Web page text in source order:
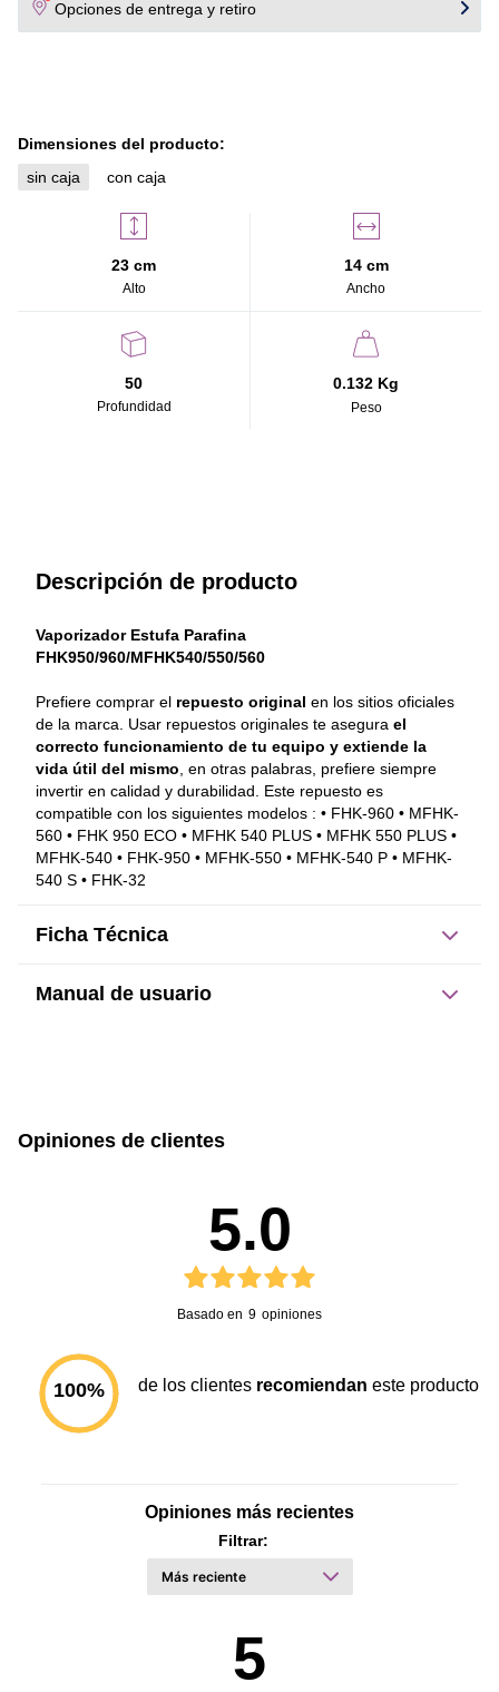
Opciones de entrega y retiro
Dimensiones del producto:
sin caja
con caja
23 cm
Alto
14 cm
Ancho
50
Profundidad
0.132 Kg
Peso
Descripción de producto
Vaporizador Estufa Parafina
FHK950/960/MFHK540/550/560
Prefiere comprar el repuesto original en los sitios oficiales
de la marca. Usar repuestos originales te asegura el
correcto funcionamiento de tu equipo y extiende la
vida útil del mismo , en otras palabras, prefiere siempre
invertir en calidad y durabilidad. Este repuesto es
compatible con los siguientes modelos : • FHK-960 • MFHK-
560 • FHK 950 ECO • MFHK 540 PLUS • MFHK 550 PLUS •
MFHK-540 • FHK-950 • MFHK-550 • MFHK-540 P • MFHK-
540 S • FHK-32
Ficha Técnica
Dimensiones del producto:
Alto
Manual de usuario
Opiniones de clientes
5.0
Basado en 9 opiniones
100% de los clientesrecomiendan este producto
Opiniones más recientes
Filtrar:
5